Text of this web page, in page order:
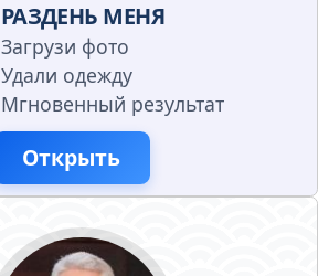
РАЗДЕНЬ МЕНЯ
Загрузи фото
Удали одежду
Мгновенный результат
Открыть